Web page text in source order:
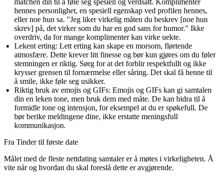
hennes personlighet, en spesiell egenskap ved profilen hennes,
eller noe hun sa. "Jeg liker virkelig måten du beskrev [noe hun
skrev] på, det virker som du har en god sans for humor." Ikke
overdriv, da for mange komplimenter kan virke uekte.
Lekent erting: Lett erting kan skape en morsom, flørtende
atmosfære. Dette krever litt finesse og bør kun gjøres om du føler
stemningen er riktig. Sørg for at det forblir respektfullt og ikke
krysser grensen til fornærmelse eller såring. Det skal få henne til
å smile, ikke føle seg usikker.
Riktig bruk av emojis og GIFs: Emojis og GIFs kan gi samtalen
din en leken tone, men bruk dem med måte. De kan bidra til å
formidle tone og intensjon, for eksempel at du er spøkefull. De
bør berike meldingene dine, ikke erstatte meningsfull
kommunikasjon.
Fra Tinder til første date
Målet med de fleste nettdating samtaler er å møtes i virkeligheten. Å
vite når og hvordan du skal foreslå dette er avgjørende.